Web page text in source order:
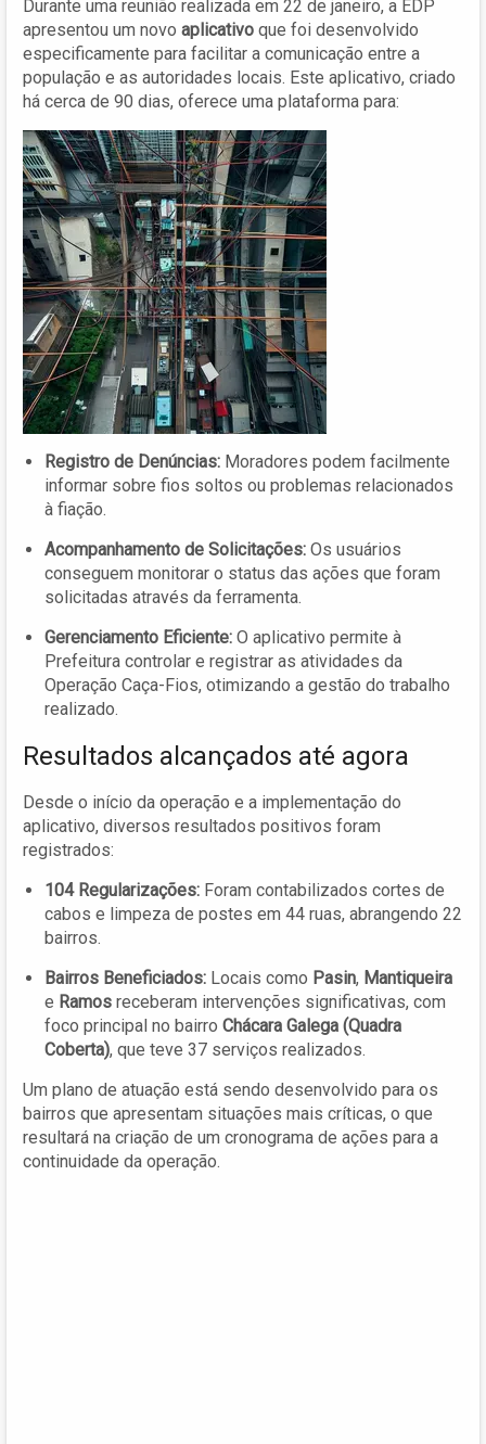
Durante uma reunião realizada em 22 de janeiro, a EDP
apresentou um novo aplicativo que foi desenvolvido
especificamente para facilitar a comunicação entre a
população e as autoridades locais. Este aplicativo, criado
há cerca de 90 dias, oferece uma plataforma para:
Registro de Denúncias: Moradores podem facilmente
informar sobre fios soltos ou problemas relacionados
à fiação.
Acompanhamento de Solicitações: Os usuários
conseguem monitorar o status das ações que foram
solicitadas através da ferramenta.
Gerenciamento Eficiente: O aplicativo permite à
Prefeitura controlar e registrar as atividades da
Operação Caça-Fios, otimizando a gestão do trabalho
realizado.
Resultados alcançados até agora
Desde o início da operação e a implementação do
aplicativo, diversos resultados positivos foram
registrados:
104 Regularizações: Foram contabilizados cortes de
cabos e limpeza de postes em 44 ruas, abrangendo 22
bairros.
Bairros Beneficiados: Locais como Pasin, Mantiqueira
e Ramos receberam intervenções significativas, com
foco principal no bairro Chácara Galega (Quadra
Coberta), que teve 37 serviços realizados.
Um plano de atuação está sendo desenvolvido para os
bairros que apresentam situações mais críticas, o que
resultará na criação de um cronograma de ações para a
continuidade da operação.